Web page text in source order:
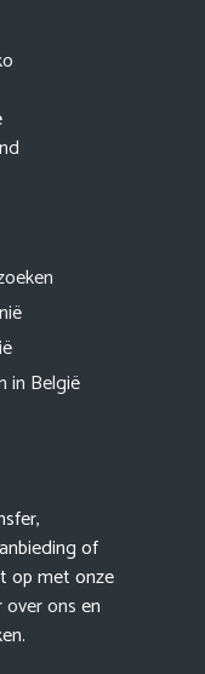
in België
of
op met onze
over onsen